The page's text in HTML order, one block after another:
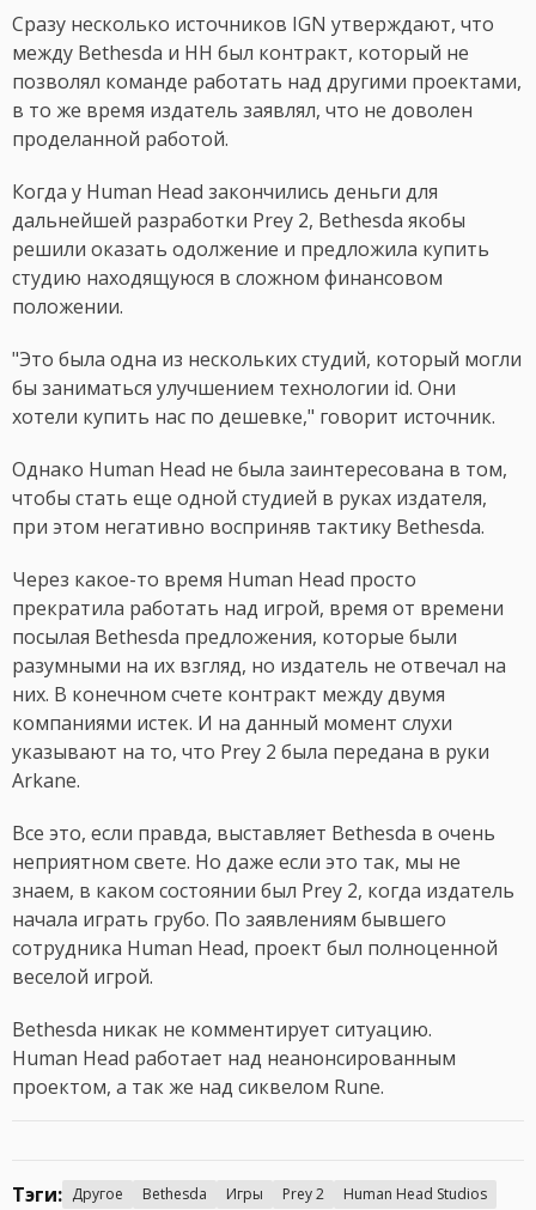
Сразу несколько источников IGN утверждают, что
между Bethesda и HH был контракт, который не
позволял команде работать над другими проектами,
в то же время издатель заявлял, что не доволен
проделанной работой.
Когда у Human Head закончились деньги для
дальнейшей разработки Prey 2, Bethesda якобы
решили оказать одолжение и предложила купить
студию находящуюся в сложном финансовом
положении.
"Это была одна из нескольких студий, который могли
бы заниматься улучшением технологии id. Они
хотели купить нас по дешевке," говорит источник.
Однако Human Head не была заинтересована в том,
чтобы стать еще одной студией в руках издателя,
при этом негативно восприняв тактику Bethesda.
Через какое-то время Human Head просто
прекратила работать над игрой, время от времени
посылая Bethesda предложения, которые были
разумными на их взгляд, но издатель не отвечал на
них. В конечном счете контракт между двумя
компаниями истек. И на данный момент слухи
указывают на то, что Prey 2 была передана в руки
Arkane.
Все это, если правда, выставляет Bethesda в очень
неприятном свете. Но даже если это так, мы не
знаем, в каком состоянии был Prey 2, когда издатель
начала играть грубо. По заявлениям бывшего
сотрудника Human Head, проект был полноценной
веселой игрой.
Bethesda никак не комментирует ситуацию.
Human Head работает над неанонсированным
проектом, а так же над сиквелом Rune.
Тэги: Другое Bethesda Игры Prey 2 Human Head Studios